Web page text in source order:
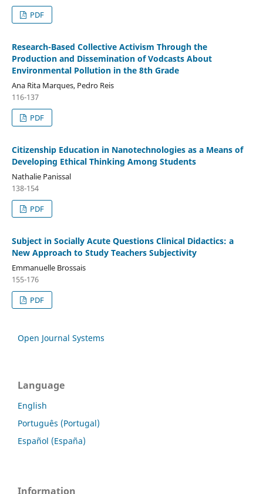
PDF
Research-Based Collective Activism Through the
Production and Dissemination of Vodcasts About
Environmental Pollution in the 8th Grade
Ana Rita Marques, Pedro Reis
116-137
PDF
Citizenship Education in Nanotechnologies as a Means of
Developing Ethical Thinking Among Students
Nathalie Panissal
138-154
PDF
Subject in Socially Acute Questions Clinical Didactics: a
New Approach to Study Teachers Subjectivity
Emmanuelle Brossais
155-176
PDF
Open Journal Systems
Language
English
Português (Portugal)
Español (España)
Information